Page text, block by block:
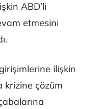
ABD’li
etmesini
ilişkin
krizine çözüm